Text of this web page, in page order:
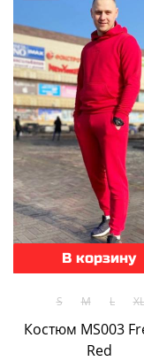
В корзину
S M L XL
Костюм MS003
Red